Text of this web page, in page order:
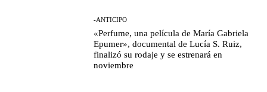
-ANTICIPO
«Perfume, una película de María Gabriela
Epumer», documental de Lucía S. Ruiz,
finalizó su rodaje y se estrenará en
noviembre